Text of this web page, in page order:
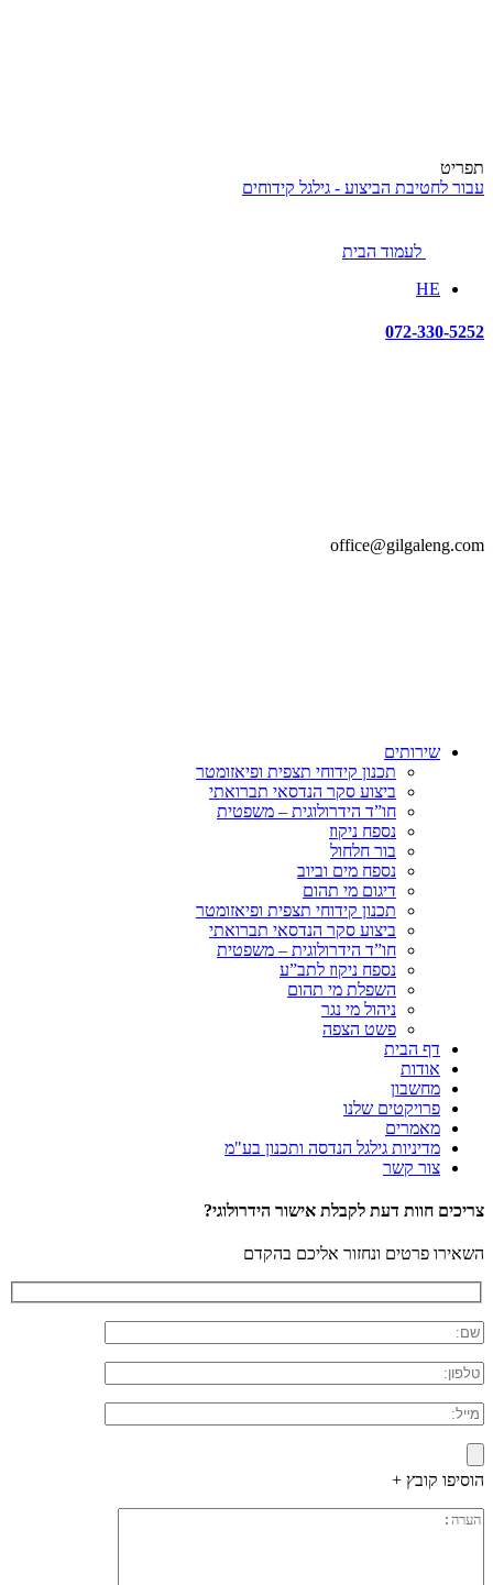
תפריט
עבור לחטיבת הביצוע - גילגל קידוחים
לעמוד הבית
HE
072-330-5252
office@gilgaleng.com
שירותים
תכנון קידוחי תצפית ופיאזומטר
ביצוע סקר הנדסאי תברואתי
חו”ד הידרולוגית – משפטית
נספח ניקוז
בור חלחול
נספח מים וביוב
דיגום מי תהום
תכנון קידוחי תצפית ופיאזומטר
ביצוע סקר הנדסאי תברואתי
חו”ד הידרולוגית – משפטית
נספח ניקוז לתב”ע
השפלת מי תהום
ניהול מי נגר
פשט הצפה
דף הבית
אודות
מחשבון
פרויקטים שלנו
מאמרים
מדיניות גילגל הנדסה ותכנון בע"מ
צור קשר
צריכים חוות דעת לקבלת אישור הידרולוגי?
השאירו פרטים ונחזור אליכם בהקדם
הוסיפו קובץ +